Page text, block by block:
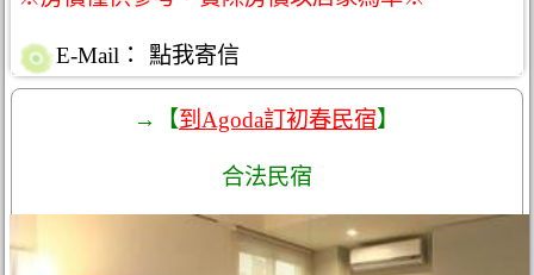
E-Mail： 點我寄信
→【到Agoda訂初春民宿】
合法民宿